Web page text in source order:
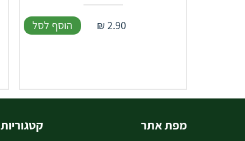
2.90
₪ הוסף לסל
מפת אתר קטגוריות